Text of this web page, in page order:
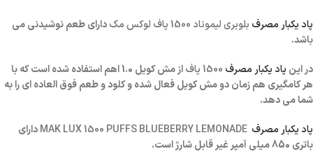
پاد یکبار مصرف بلوبری لیموناد 1500 پاف لوکس مک
دارای طعم نوشیدنی می
باشد.
در این پاد یکبار مصرف
از مش کویل 1.0 اهم استفاده شده است که با
هر کامگیری هم زمان دو مش کویل فعال شده و کلود و طعم فوق العاده ای را به
شما می دهد.
پاد یکبار مصرف
دارای
باتری 850 میلی آمپر غیر قابل شارژ است.